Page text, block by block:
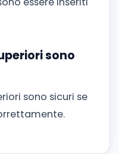
sono
sono sicuri se